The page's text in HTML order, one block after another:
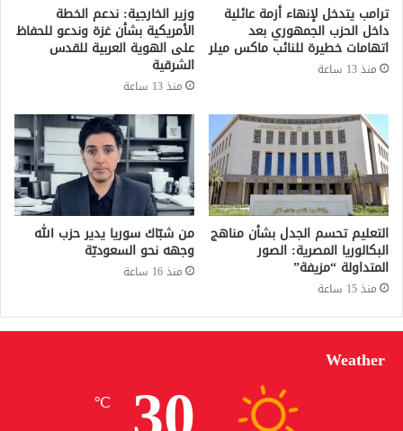
ترامب يتدخل لإنهاء أزمة عائلية
داخل الحزب الجمهوري بعد
اتهامات خطيرة للنائب ماكس ميلر
منذ 13 ساعة
وزير الخارجية: ندعم الخطة
الأمريكية بشأن غزة وندعو للحفاظ
على الهوية العربية للقدس
الشرقية
منذ 13 ساعة
التعليم تحسم الجدل بشأن مناهج
البكالوريا المصرية: الصور
المتداولة “مزيفة”
منذ 15 ساعة
من شبّاك سوريا يدير حزب الله
وجهه نحو السعوديّة
منذ 16 ساعة
Weather
℃